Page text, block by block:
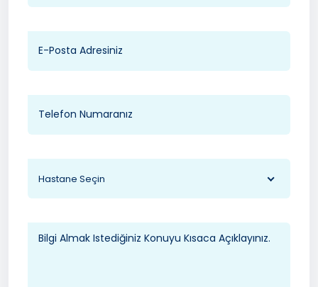
Hastane Seçin